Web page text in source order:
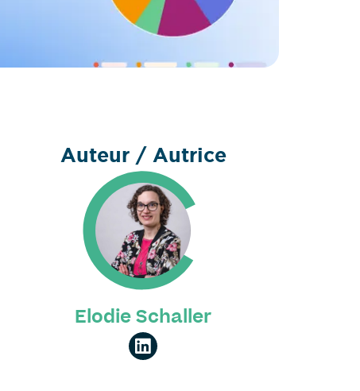
Auteur / Autrice
Elodie Schaller